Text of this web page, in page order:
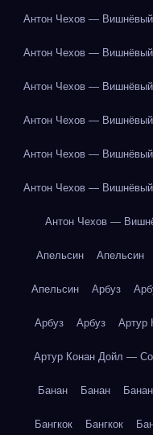
Антон Чехов —
Антон Чехов —
Антон Чехов —
Антон Чехов —
Антон Чехов —
Антон Чехов —
Антон Чехов —
Апельсин Апельсин
Апельсин Арбуз
Арбуз Арбуз Артур
Артур Конан Дойл —
Банан Банан Банан
Бангкок Бангкок